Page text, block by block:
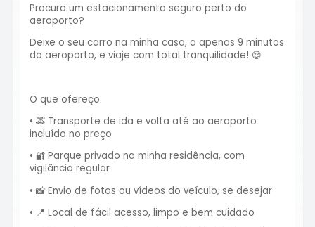
Procura um estacionamento seguro perto do
aeroporto?
Deixe o seu carro na minha casa, a apenas 9 minutos
do aeroporto, e viaje com total tranquilidade! 😌
O que ofereço:
• 🚕 Transporte de ida e volta até ao aeroporto
incluído no preço
• 🔐 Parque privado na minha residência, com
vigilância regular
• 📸 Envio de fotos ou vídeos do veículo, se desejar
• 📍 Local de fácil acesso, limpo e bem cuidado